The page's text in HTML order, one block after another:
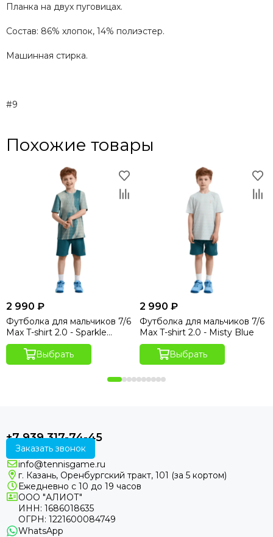
Планка на двух пуговицах.
Состав: 86% хлопок, 14% полиэстер.
Машинная стирка.
#9
Похожие товары
2 990 ₽
Футболка для мальчиков 7/6
Max T-shirt 2.0 - Sparkle
Hydro Print
Выбрать
2 990 ₽
Футболка для мальчиков 7/6
Max T-shirt 2.0 - Misty Blue
Выбрать
+7 939 317-74-45
Заказать звонок
info@tennisgame.ru
г. Казань, Оренбургский тракт, 101 (за 5 кортом)
Ежедневно с 10 до 19 часов
ООО "АЛИОТ"
ИНН: 1686018635
ОГРН: 1221600084749
WhatsApp